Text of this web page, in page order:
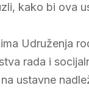
kako bi ova
Udruženja
rada i
ustavne